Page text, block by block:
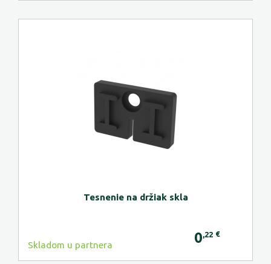
Tesnenie na držiak skla
Skladom u partnera 0 ,22 €